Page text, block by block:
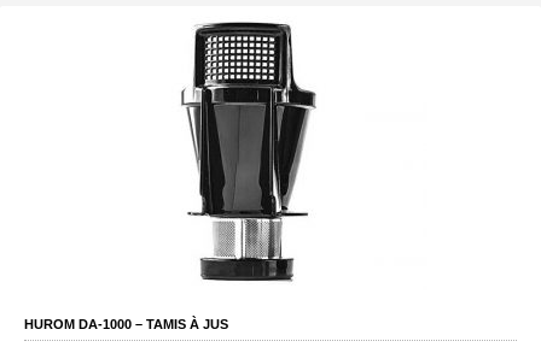
HUROM DA-1000 – TAMIS À JUS